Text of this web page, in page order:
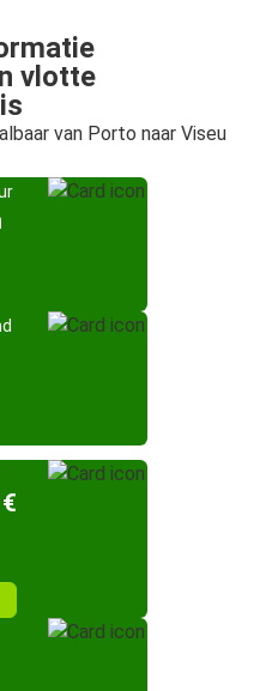
vlotte
van Porto naar Viseu